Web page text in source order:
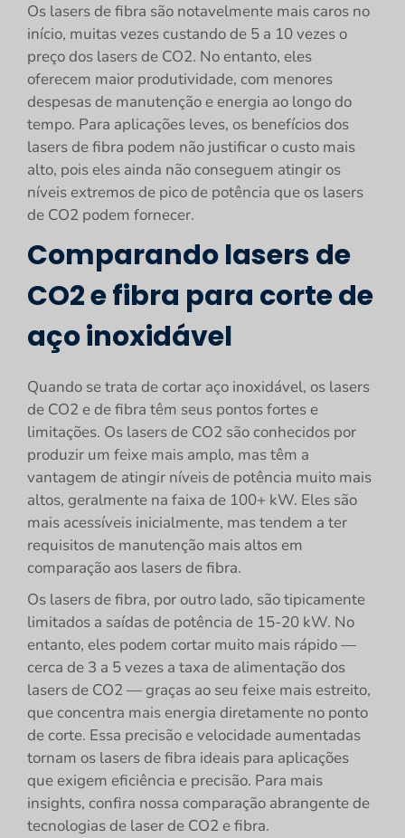
Os lasers de fibra são notavelmente mais caros no
início, muitas vezes custando de 5 a 10 vezes o
preço dos lasers de CO2. No entanto, eles
oferecem maior produtividade, com menores
despesas de manutenção e energia ao longo do
tempo. Para aplicações leves, os benefícios dos
lasers de fibra podem não justificar o custo mais
alto, pois eles ainda não conseguem atingir os
níveis extremos de pico de potência que os lasers
de CO2 podem fornecer.
Comparando lasers de
CO2 e fibra para corte de
aço inoxidável
Quando se trata de cortar aço inoxidável, os lasers
de CO2 e de fibra têm seus pontos fortes e
limitações. Os lasers de CO2 são conhecidos por
produzir um feixe mais amplo, mas têm a
vantagem de atingir níveis de potência muito mais
altos, geralmente na faixa de 100+ kW. Eles são
mais acessíveis inicialmente, mas tendem a ter
requisitos de manutenção mais altos em
comparação aos lasers de fibra.
Os lasers de fibra, por outro lado, são tipicamente
limitados a saídas de potência de 15-20 kW. No
entanto, eles podem cortar muito mais rápido —
cerca de 3 a 5 vezes a taxa de alimentação dos
lasers de CO2 — graças ao seu feixe mais estreito,
que concentra mais energia diretamente no ponto
de corte. Essa precisão e velocidade aumentadas
tornam os lasers de fibra ideais para aplicações
que exigem eficiência e precisão. Para mais
insights, confira nossa comparação abrangente de
tecnologias de laser de CO2 e fibra.